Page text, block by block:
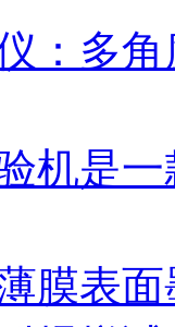
：多
机是
膜表